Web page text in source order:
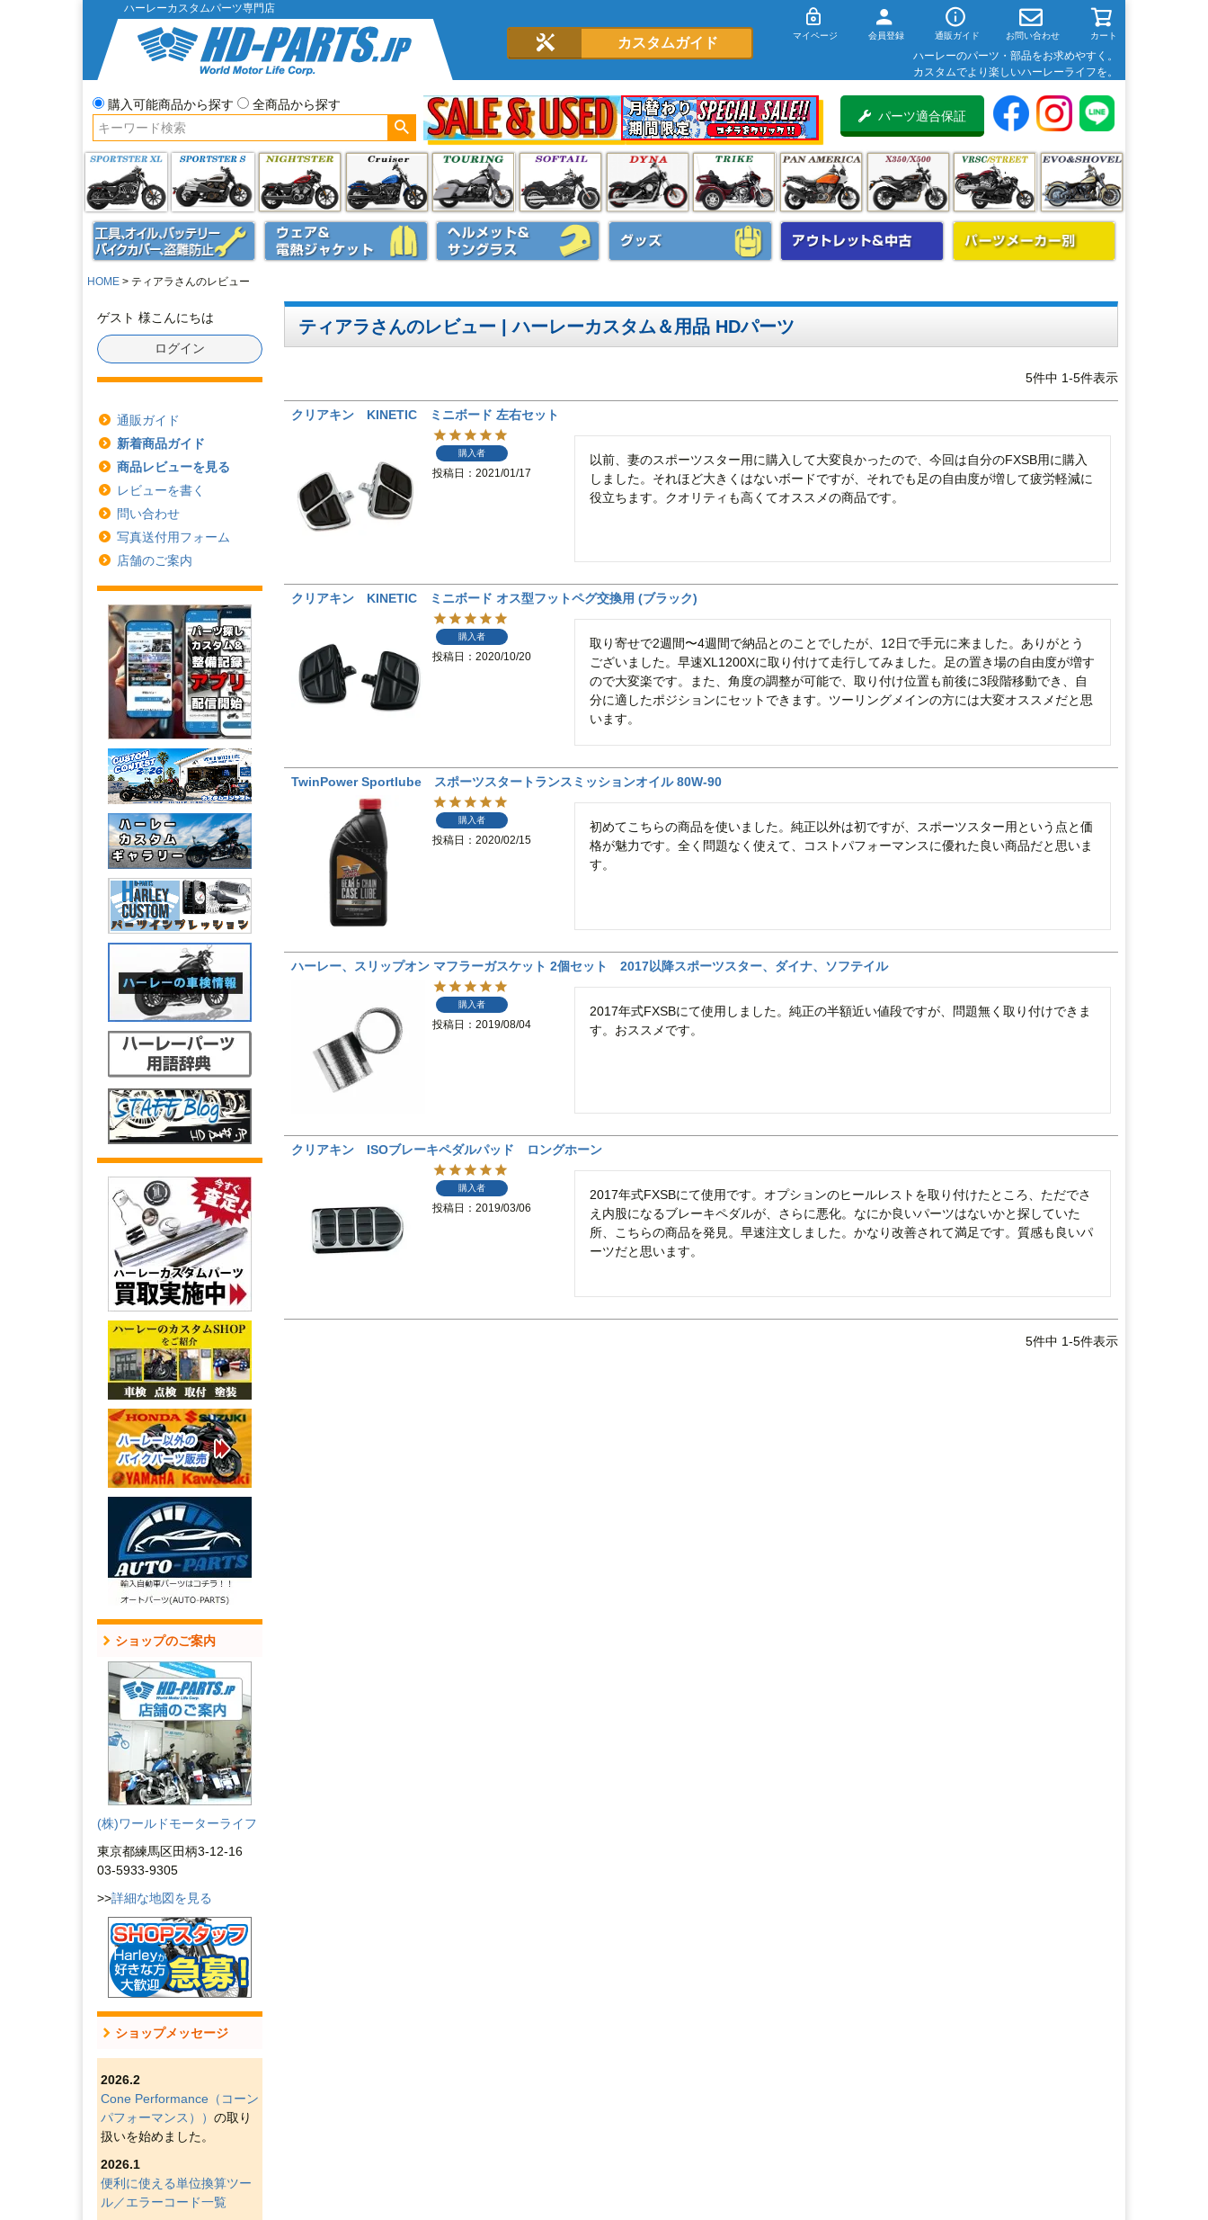
ハーレーカスタムパーツ専門店
カスタムガイド マイページ 会員登録 通販ガイド お問い合わせ カート
ハーレーのパーツ・部品をお求めやすく。
カスタムでより楽しいハーレーライフを。
購入可能商品から探す
全商品から探す
パーツ適合保証
HOME ティアラさんのレビュー
ゲスト 様こんにちは
ログイン
通販ガイド
新着商品ガイド
商品レビューを見る
レビューを書く
問い合わせ
写真送付用フォーム
店舗のご案内
ショップのご案内
(株)ワールドモーターライフ
東京都練馬区田柄3-12-16
03-5933-9305
>>詳細な地図を見る
ショップメッセージ
2026.2
Cone Performance（コーン
パフォーマンス）） の取り
扱いを始めました。
2026.1
便利に使える単位換算ツー
ル／エラーコード一覧
ティアラさんのレビュー | ハーレーカスタム＆用品 HDパーツ
5件中 1-5件表示
クリアキン KINETIC ミニボード 左右セット
購入者
投稿日 2021/01/17
以前、妻のスポーツスター用に購入して大変良かったので、今回は自分のFXSB用に購入
しました。それほど大きくはないボードですが、それでも足の自由度が増して疲労軽減に
役立ちます。クオリティも高くてオススメの商品です。
クリアキン KINETIC ミニボード オス型フットペグ交換用 (ブラック)
購入者
投稿日 2020/10/20
取り寄せで2週間〜4週間で納品とのことでしたが、12日で手元に来ました。ありがとう
ございました。早速XL1200Xに取り付けて走行してみました。足の置き場の自由度が増す
ので大変楽です。また、角度の調整が可能で、取り付け位置も前後に3段階移動でき、自
分に適したポジションにセットできます。ツーリングメインの方には大変オススメだと思
います。
TwinPower Sportlube スポーツスタートランスミッションオイル 80W-90
購入者
投稿日 2020/02/15
初めてこちらの商品を使いました。純正以外は初ですが、スポーツスター用という点と価
格が魅力です。全く問題なく使えて、コストパフォーマンスに優れた良い商品だと思いま
す。
ハーレー、スリップオン マフラーガスケット 2個セット 2017以降スポーツスター、ダイナ、ソフテイル
購入者
投稿日 2019/08/04
2017年式FXSBにて使用しました。純正の半額近い値段ですが、問題無く取り付けできま
す。おススメです。
クリアキン ISOブレーキペダルパッド ロングホーン
購入者
投稿日 2019/03/06
2017年式FXSBにて使用です。オプションのヒールレストを取り付けたところ、ただでさ
え内股になるブレーキペダルが、さらに悪化。なにか良いパーツはないかと探していた
所、こちらの商品を発見。早速注文しました。かなり改善されて満足です。質感も良いパ
ーツだと思います。
5件中 1-5件表示